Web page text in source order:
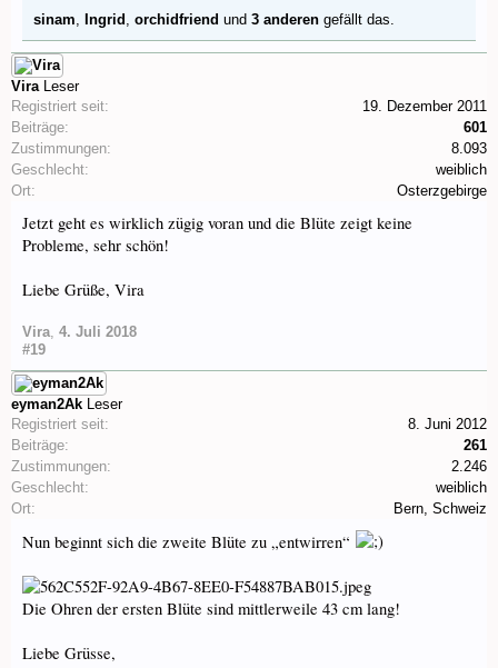
sinam Ingrid orchidfriend und 3 anderen gefällt das.
Vira Leser
Registriert seit:
19. Dezember 2011
Beiträge:
601
Zustimmungen:
8.093
Geschlecht:
weiblich
Ort:
Osterzgebirge
Jetzt geht es wirklich zügig voran und die Blüte zeigt keine
Probleme, sehr schön!
Liebe Grüße, Vira
Vira 4. Juli 2018
#19
eyman2Ak Leser
Registriert seit:
8. Juni 2012
Beiträge:
261
Zustimmungen:
2.246
Geschlecht:
weiblich
Ort:
Bern, Schweiz
Nun beginnt sich die zweite Blüte zu „entwirren“
Die Ohren der ersten Blüte sind mittlerweile 43 cm lang!
Liebe Grüsse,